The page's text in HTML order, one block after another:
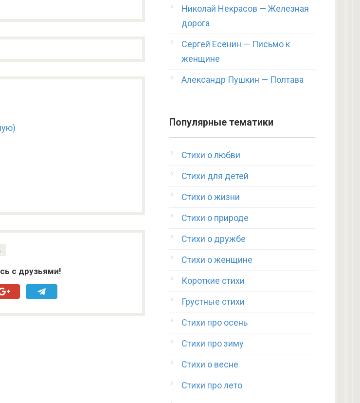
с друзьями!
Николай Некрасов — Железная
дорога
Сергей Есенин — Письмо к
женщине
Александр Пушкин — Полтава
Популярные тематики
Стихи о любви
Стихи для детей
Стихи о жизни
Стихи о природе
Стихи о дружбе
Стихи о женщине
Короткие стихи
Грустные стихи
Стихи про осень
Стихи про зиму
Стихи о весне
Стихи про лето